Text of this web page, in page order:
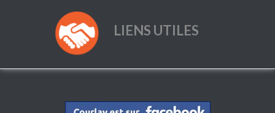
LIENS UTILES